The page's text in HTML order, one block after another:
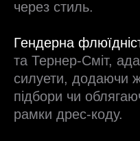
через стиль.
Гендерна
та Тернер-Сміт,
силуети, додаючи
підбори чи
рамки дрес-коду.